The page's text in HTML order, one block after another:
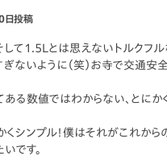
投稿
て1.5Lとは思えないトルクフル
ないように（笑）お寺で交通安
る数値ではわからない、とに
くシンプル！僕はそれがこれか
です。